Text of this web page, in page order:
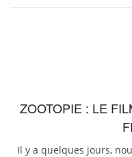
ZOOTOPIE : LE
Il y a quelques jours,